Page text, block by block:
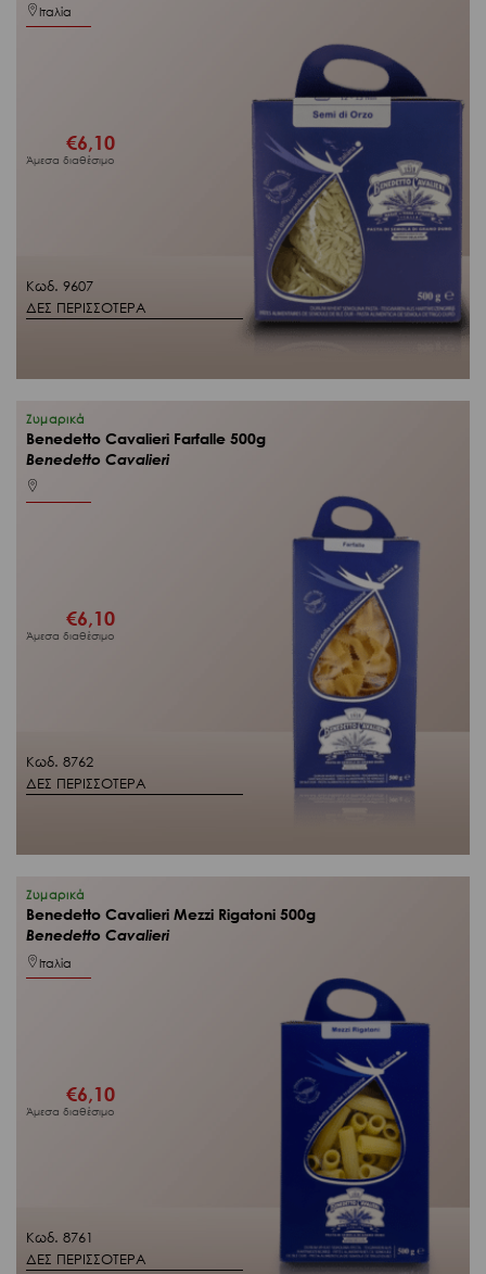
Κωδ. 9607
ΔΕΣ ΠΕΡΙΣΣΟΤΕΡΑ
Ιταλία
€6,10
Άμεσα διαθέσιμο
Κωδ. 8762
ΔΕΣ ΠΕΡΙΣΣΟΤΕΡΑ
Ζυμαρικά
Benedetto Cavalieri Farfalle 500g
Benedetto Cavalieri
€6,10
Άμεσα διαθέσιμο
Κωδ. 8761
ΔΕΣ ΠΕΡΙΣΣΟΤΕΡΑ
Ζυμαρικά
Benedetto Cavalieri Mezzi Rigatoni 500g
Benedetto Cavalieri
Ιταλία
€6,10
Άμεσα διαθέσιμο